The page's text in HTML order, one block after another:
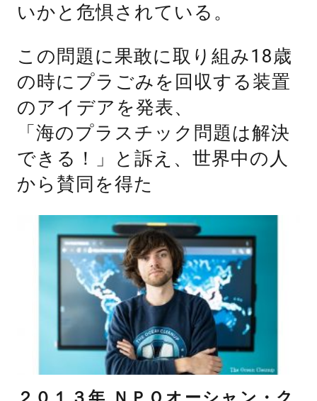
いかと危惧されている。
この問題に果敢に取り組み18歳
の時にプラごみを回収する装置
のアイデアを発表、
「海のプラスチック問題は解決
できる！」と訴え、世界中の人
から賛同を得た